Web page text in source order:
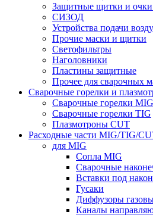
Защитные щитки и очки
СИЗОД
Устройства подачи
Прочие маски и щитки
Светофильтры
Наголовники
Пластины защитные
Прочее для сварочных
Сварочные горелки и
Сварочные горелки MIG
Сварочные горелки TIG
Плазмотроны CUT
Расходные части MIG/TIG/
для MIG
Сопла MIG
Сварочные
Вставки под
Гусаки
Диффузоры
Каналы